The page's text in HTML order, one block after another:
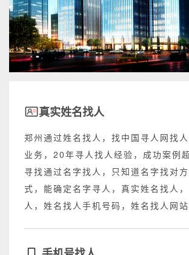
真实姓名找人
郑州通过姓名找人，找中国寻人网找
业务，20年寻人找人经验，成功案例
寻找通过名字找人，只知道名字找对
式，能确定名字寻人，真实姓名找人
人，姓名找人手机号码，姓名找人网